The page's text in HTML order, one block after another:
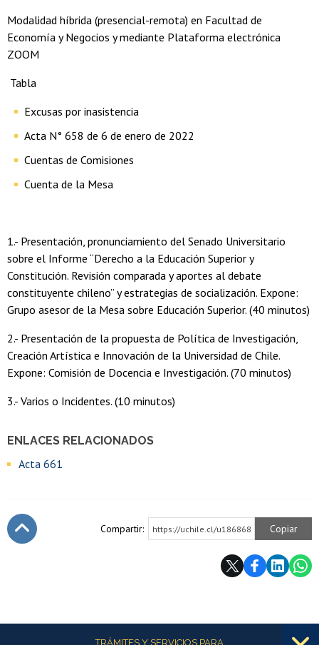
ENLACES RELACIONADOS
Acta 661
Modalidad híbrida (presencial-remota) en Facultad de
Economía y Negocios y mediante Plataforma electrónica
ZOOM
Tabla
Excusas por inasistencia
Acta N° 658 de 6 de enero de 2022
Cuentas de Comisiones
Cuenta de la Mesa
1.- Presentación, pronunciamiento del Senado Universitario
sobre el Informe “Derecho a la Educación Superior y
Constitución. Revisión comparada y aportes al debate
constituyente chileno” y estrategias de socialización. Expone:
Grupo asesor de la Mesa sobre Educación Superior. (40 minutos)
2.- Presentación de la propuesta de Política de Investigación,
Creación Artística e Innovación de la Universidad de Chile.
Expone: Comisión de Docencia e Investigación. (70 minutos)
3.- Varios o Incidentes. (10 minutos)
Compartir: https://uchile.cl/u186868 Copiar
Más informaciónTRÁMITES Y SERVICIOS PARA